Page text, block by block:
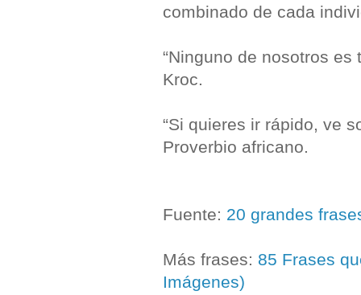
combinado de cada
“Ninguno de nosotros
Kroc.
“Si quieres ir rápido, ve
Proverbio africano.
Fuente: 20 grandes
Más frases: 85 Frases
Imágenes)